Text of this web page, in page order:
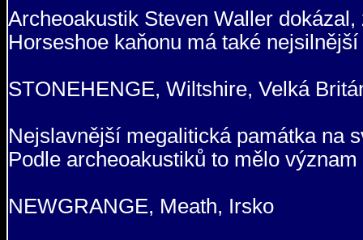
Archeoakustik Steven Waller
Horseshoe kaňonu má také
STONEHENGE, Wiltshire, Velká
Nejslavnější megalitická památka na
Podle archeoakustiků to mělo
NEWGRANGE, Meath, Irsko